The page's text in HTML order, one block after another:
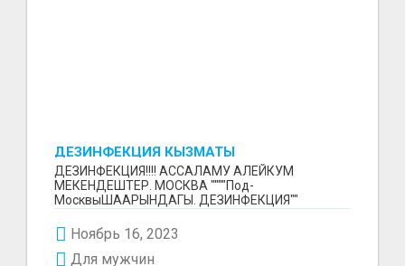
ДЕЗИНФЕКЦИЯ КЫЗМАТЫ
ДЕЗИНФЕКЦИЯ!!!! АССАЛАМУ АЛЕЙКУМ
МЕКЕНДЕШТЕР. МОСКВА """"Под-
МосквыШААРЫНДАГЫ. ДЕЗИНФЕКЦИЯ""
ЖАНДЫКТАР...
Ноябрь 16, 2023
Для мужчин